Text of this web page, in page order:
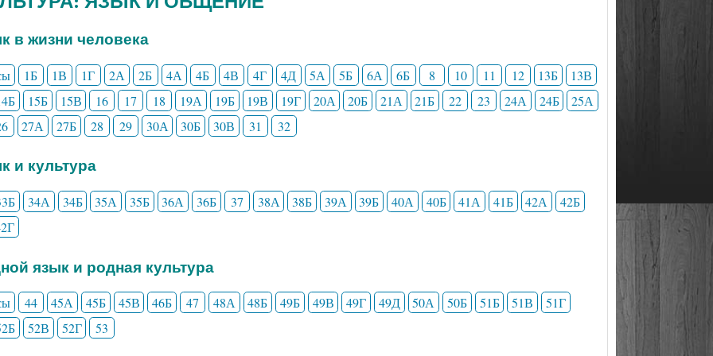
в жизни человека
1Б 1В 1Г 2А 2Б 4А 4Б 4В 4Г 4Д 5А 5Б 6А 6Б 8 10 11 12 13Б
13В
15Б 15В 16 17 18 19А 19Б 19В 19Г 20А 20Б 21А 21Б 22 23 24А 24Б
25А
27А 27Б 28 29 30А 30Б 30В 31 32
и культура
34А 34Б 35А 35Б 36А 36Б 37 38А 38Б 39А 39Б 40А 40Б 41А 41Б 42А
42Б
язык и родная культура
44 45А 45Б 45В 46Б 47 48А 48Б 49Б 49В 49Г 49Д 50А 50Б 51Б 51В
51Г
52В 52Г 53